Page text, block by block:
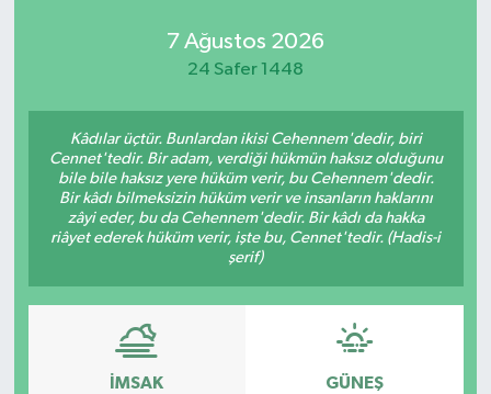
7 Ağustos 2026
24 Safer 1448
Kâdılar üçtür. Bunlardan ikisi Cehennem'dedir, biri
Cennet'tedir. Bir adam, verdiği hükmün haksız olduğunu
bile bile haksız yere hüküm verir, bu Cehennem'dedir.
Bir kâdı bilmeksizin hüküm verir ve insanların haklarını
zâyi eder, bu da Cehennem'dedir. Bir kâdı da hakka
riâyet ederek hüküm verir, işte bu, Cennet'tedir. (Hadis-i
şerif)
İMSAK GÜNEŞ